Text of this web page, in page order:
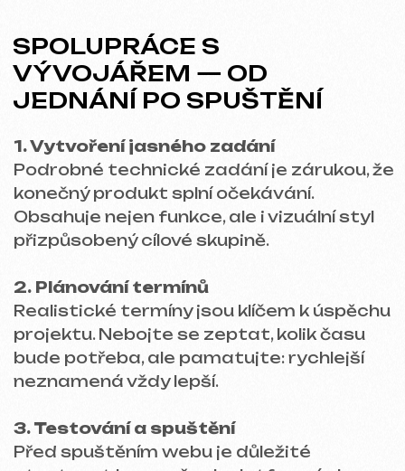
BLOG
Vyberte způsob kontaktu
WhatsApp
Telegram
+420
Bezplatná konzultace
Probrat projekt